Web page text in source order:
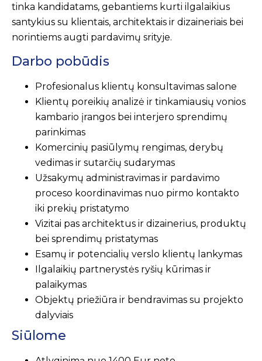
tinka kandidatams, gebantiems kurti ilgalaikius
santykius su klientais, architektais ir dizaineriais bei
norintiems augti pardavimų srityje.
Darbo pobūdis
Profesionalus klientų konsultavimas salone
Klientų poreikių analizė ir tinkamiausių vonios
kambario įrangos bei interjero sprendimų
parinkimas
Komercinių pasiūlymų rengimas, derybų
vedimas ir sutarčių sudarymas
Užsakymų administravimas ir pardavimo
proceso koordinavimas nuo pirmo kontakto
iki prekių pristatymo
Vizitai pas architektus ir dizainerius, produktų
bei sprendimų pristatymas
Esamų ir potencialių verslo klientų lankymas
Ilgalaikių partnerystės ryšių kūrimas ir
palaikymas
Objektų priežiūra ir bendravimas su projekto
dalyviais
Siūlome